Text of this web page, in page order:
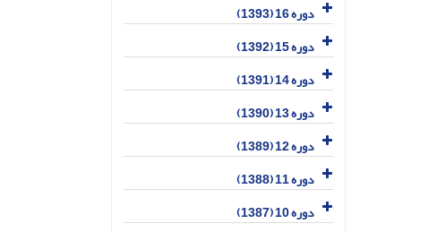
دوره 16 (1393)
دوره 15 (1392)
دوره 14 (1391)
دوره 13 (1390)
دوره 12 (1389)
دوره 11 (1388)
دوره 10 (1387)